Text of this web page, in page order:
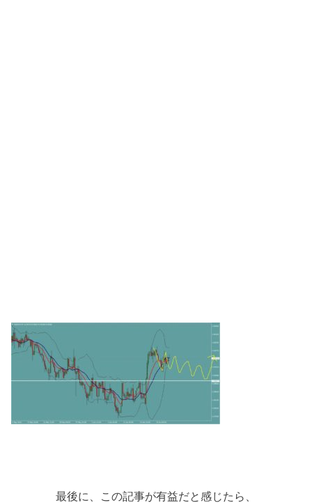
最後に、この記事が有益だと感じたら、